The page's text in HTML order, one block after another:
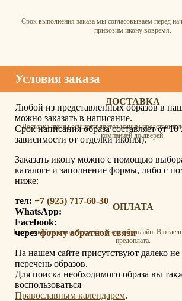
Срок выполнения заказа мы согласовываем перед
привозим икону вовремя.
ДОСТАВКА
Доставка иконы осуществляется нашим
компанией до дверей.
ОПЛАТА
Банковский перевод на счет или картой онлайн. В
предоплата.
Условия заказа
Любой из представленных образов в
можно заказать в написание.
Срок написания образа составляет от 10
зависимости от отделки иконы).
Заказать икону можно с помощью
каталоге и заполнение формы, либо с
ниже:
тел: +7 (925) 717-60-30
WhatsApp:
Facebook:
черезформу обратной связи
На нашем сайте присутствуют далеко
перечень образов.
Для поиска необходимого образа вы
воспользоваться
Православным календарем.